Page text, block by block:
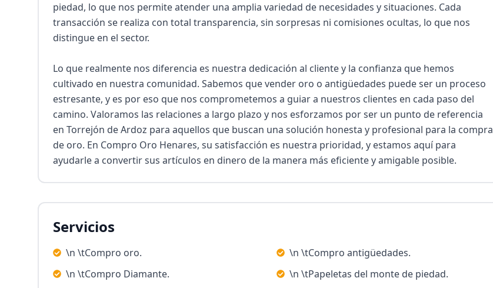
piedad, lo que nos permite atender una amplia variedad de necesidades y situaciones. Cada
transacción se realiza con total transparencia, sin sorpresas ni comisiones ocultas, lo que nos
distingue en el sector.
Lo que realmente nos diferencia es nuestra dedicación al cliente y la confianza que hemos
cultivado en nuestra comunidad. Sabemos que vender oro o antigüedades puede ser un proceso
estresante, y es por eso que nos comprometemos a guiar a nuestros clientes en cada paso del
camino. Valoramos las relaciones a largo plazo y nos esforzamos por ser un punto de referencia
en Torrejón de Ardoz para aquellos que buscan una solución honesta y profesional para la compra
de oro. En Compro Oro Henares, su satisfacción es nuestra prioridad, y estamos aquí para
ayudarle a convertir sus artículos en dinero de la manera más eficiente y amigable posible.
Servicios
\n \tCompro oro.
\n \tCompro antigüedades.
\n \tCompro Diamante.
\n \tPapeletas del monte de piedad.